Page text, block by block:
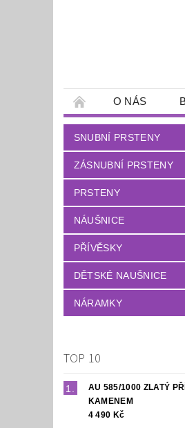
O NÁS
SNUBNÍ PRSTENY
ZÁSNUBNÍ PRSTENY
PRSTENY
NÁUŠNICE
PŘÍVĚSKY
DĚTSKÉ NAUŠNICE
NÁRAMKY
TOP 10
AU 585/1000 ZLATÝ
KAMENEM
4 490 Kč